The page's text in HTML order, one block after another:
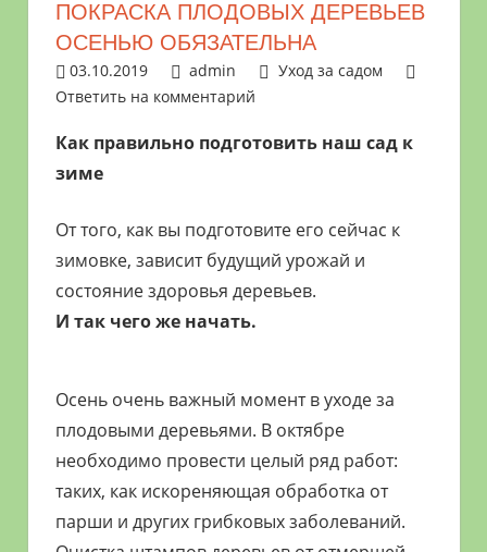
растениями
цветами.
Поможем
обустройстве
выращивании
богатого
урожая.
ПОКРАСКА ПЛОДОВЫХ ДЕРЕВЬЕВ
ОСЕНЬЮ ОБЯЗАТЕЛЬНА
03.10.2019 admin
Уход за садом
Ответить на комментарий
Как правильно подготовить наш сад к
зиме
От того, как вы подготовите его сейчас к
зимовке, зависит будущий урожай и
состояние здоровья деревьев.
И так чего же начать.
Осень очень важный момент в уходе за
плодовыми деревьями. В октябре
необходимо провести целый ряд работ:
таких, как искореняющая обработка от
парши и других грибковых заболеваний.